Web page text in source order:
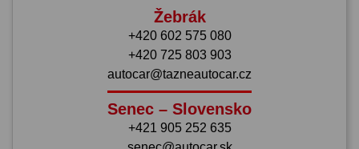
Žebrák
+420 602 575 080
+420 725 803 903
autocar@tazneautocar.cz
Senec – Slovensko
+421 905 252 635